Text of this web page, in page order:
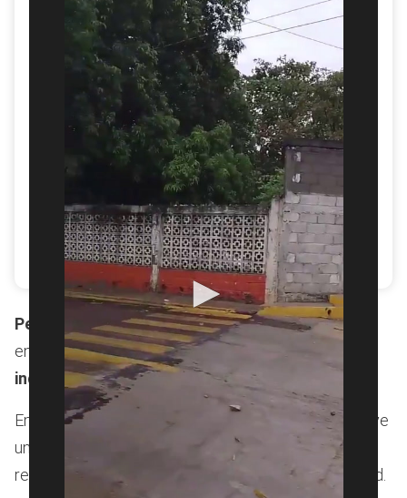
Pemex informó que ya se encuentra personal de la
empresa en el lugar del incidente para resolverlo.
Crédito: Redes sociales.
Pemex afirmó que mantienevigilanciapermanente
en la zona y exhortó a lapoblación
indicacionesdeProtección Civil .
En las imágenes , difundidas en redes sociales
, se ve
una corriente de un líquido negro similar al
petróleo
recorrer una
sentidos de la vialidad.